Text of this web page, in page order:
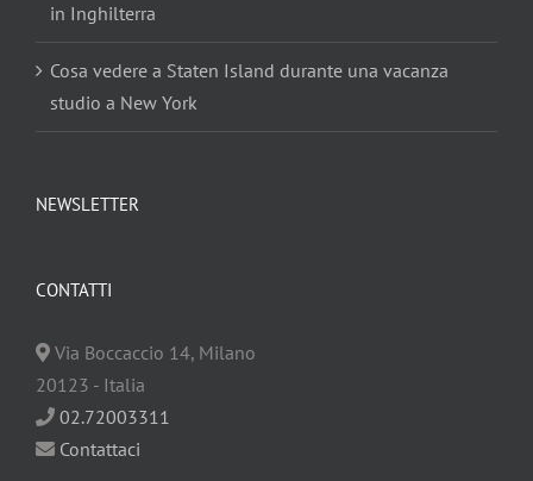
in Inghilterra
Cosa vedere a Staten Island durante una vacanza
studio a New York
NEWSLETTER
CONTATTI
Via Boccaccio 14, Milano
20123 - Italia
02.72003311
Contattaci